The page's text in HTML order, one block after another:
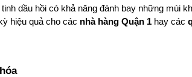
dầu hồi có khả năng đánh bay những mùi
hiệu quả cho các nhà hàng Quận 1 hay các